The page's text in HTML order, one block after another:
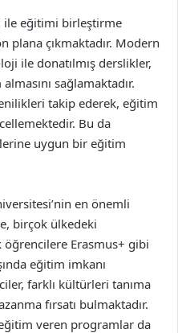
ile eğitimi birleştirme
plana çıkmaktadır. Modern
ile donatılmış derslikler,
sağlamaktadır.
takip ederek, eğitim
Bu da
uygun bir eğitim
en önemli
birçok ülkedeki
Erasmus+ gibi
eğitim imkanı
farklı kültürleri tanıma
fırsatı bulmaktadır.
veren programlar da